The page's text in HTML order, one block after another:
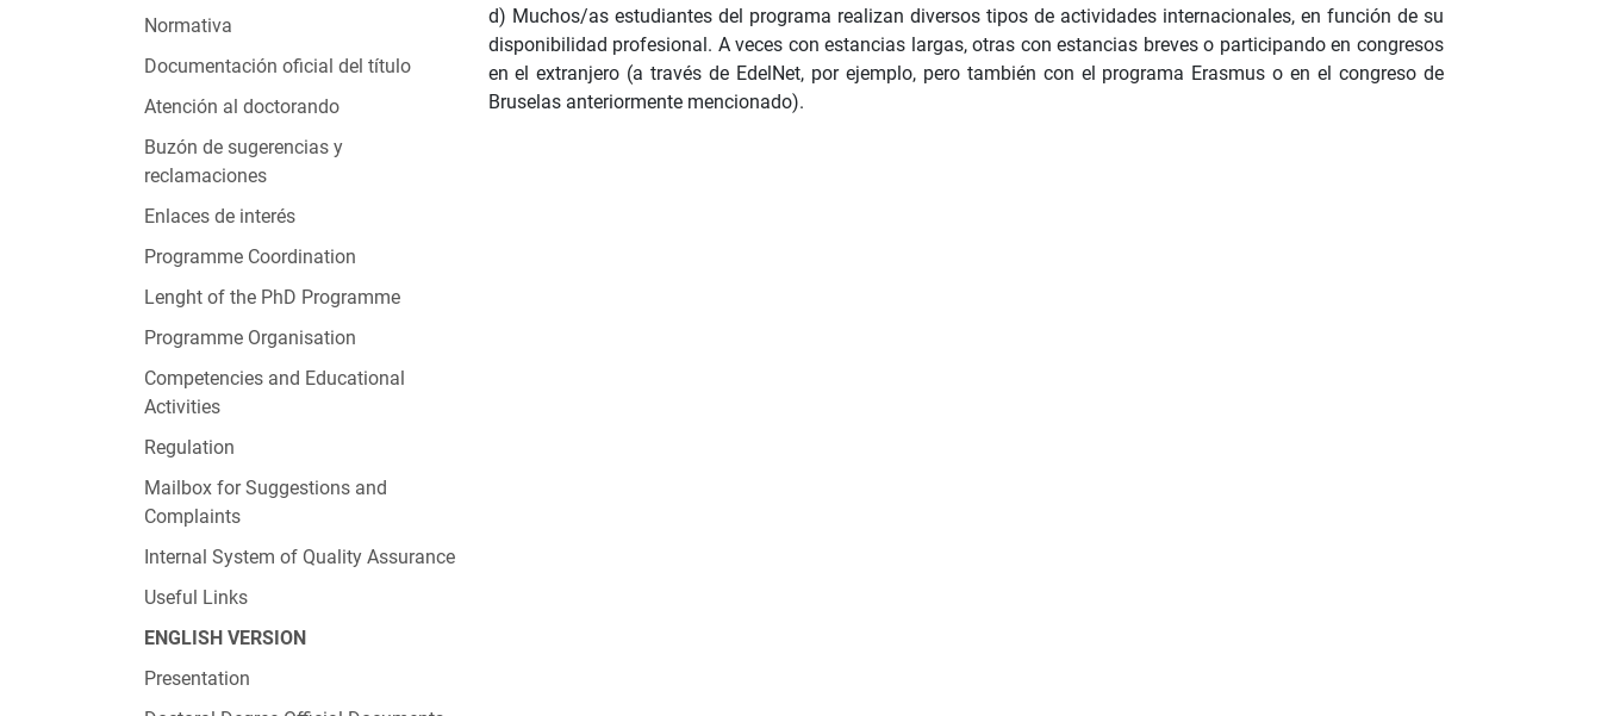
Normativa
Documentación oficial del título
Atención al doctorando
Buzón de sugerencias y
reclamaciones
Enlaces de interés
Programme Coordination
Lenght of the PhD Programme
Programme Organisation
Competencies and Educational
Activities
Regulation
Mailbox for Suggestions and
Complaints
Internal System of Quality Assurance
Useful Links
ENGLISH VERSION
Presentation
d) Muchos/as estudiantes del programa realizan diversos tipos de actividades internacionales, en función de su
disponibilidad profesional. A veces con estancias largas, otras con estancias breves o participando en congresos
en el extranjero (a través de EdelNet, por ejemplo, pero también con el programa Erasmus o en el congreso de
Bruselas anteriormente mencionado).